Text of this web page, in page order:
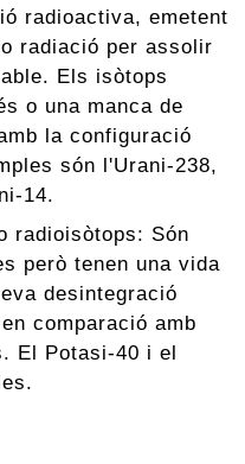
radioactiva, emetent
o radiació per assolir
Els isòtops
o una manca de
la configuració
són l'Urani-238,
14.
radioisòtops: Són
però tenen una vida
desintegració
comparació amb
El Potasi-40 i el